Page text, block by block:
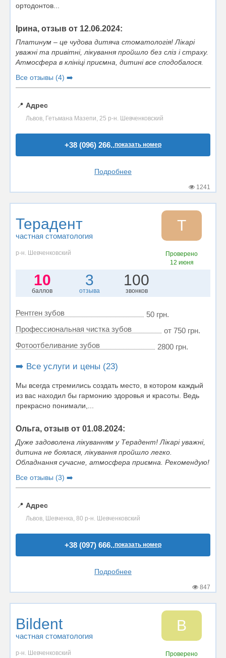
ортодонтов...
Ірина, отзыв от 12.06.2024:
Платинум – це чудова дитяча стоматологія! Лікарі
уважні та привітні, лікування пройшло без сліз і страху.
Атмосфера в клініці приємна, дитині все сподобалося.
Все отзывы (4) ➡️
📍 Адрес
Львов, Гетьмана Мазепи, 25 р-н. Шевченковский
+38 (096) 266..показать номер
Подробнее
1241
Терадент
частная стоматология
Т
р-н. Шевченковский
Проверено
12 июня
10
баллов
3
отзыва
100
звонков
Рентген зубов
50 грн.
Профессиональная чистка зубов
от 750 грн.
Фотоотбеливание зубов
2800 грн.
➡️ Все услуги и цены (23)
Мы всегда стремились создать место, в котором каждый
из вас находил бы гармонию здоровья и красоты. Ведь
прекрасно понимали,...
Ольга, отзыв от 01.08.2024:
Дуже задоволена лікуванням у Терадент! Лікарі уважні,
дитина не боялася, лікування пройшло легко.
Обладнання сучасне, атмосфера приємна. Рекомендую!
Все отзывы (3) ➡️
📍 Адрес
Львов, Шевченка, 80 р-н. Шевченковский
+38 (097) 666..показать номер
Подробнее
847
Bildent
частная стоматология
B
р-н. Шевченковский
Проверено